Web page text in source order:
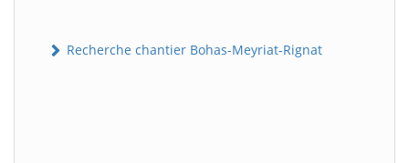
Recherche chantier Bohas-Meyriat-Rignat